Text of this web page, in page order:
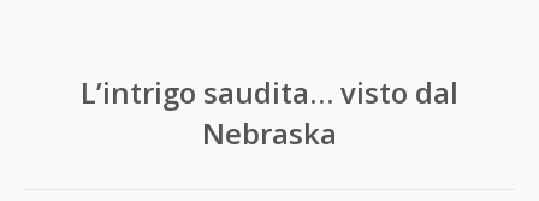
L’intrigo saudita… visto dal
Nebraska